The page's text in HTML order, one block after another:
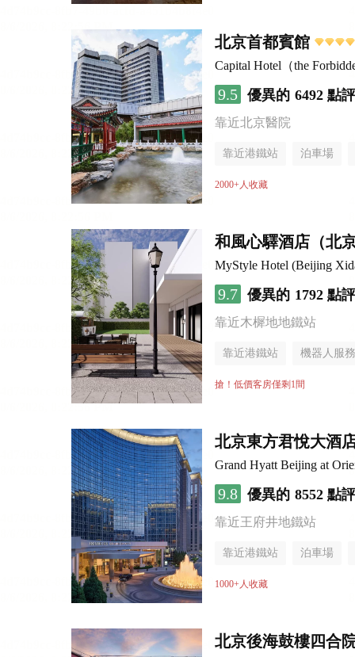
北京首都賓館
Capital Hotel（the
9.5 優異的 6492 點評
靠近北京醫院
靠近港鐵站 泊車場
無煙樓層
2000+人收藏
和風心驛酒店（北
MyStyle Hotel (Beijing
9.7 優異的 1792 點評
靠近木樨地地鐵站
靠近港鐵站 機器人服務
搶！低價客房僅剩1間
北京東方君悅大酒
Grand Hyatt Beijing at
9.8 優異的 8552 點評
靠近王府井地鐵站
靠近港鐵站 泊車場
無煙樓層
1000+人收藏
北京後海鼓樓四合